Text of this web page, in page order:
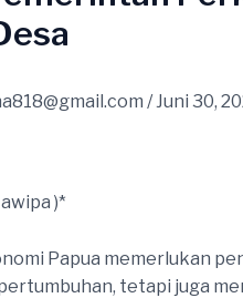
/Juni 30,
)*
Papua memerlukan
tetapi juga